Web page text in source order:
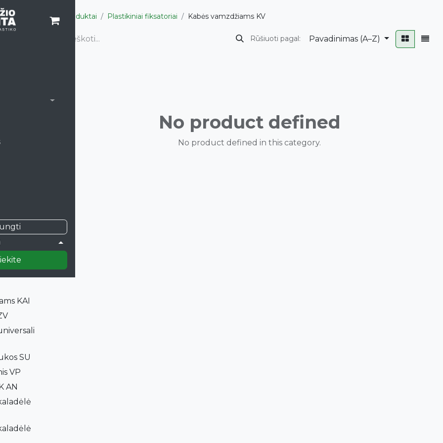
GR
KAI
SU
VP
AN
Produktai Plastikiniai fiksatoriai Kabės vamzdžiams KV
Rūšiuoti pagal: Pavadinimas (A–Z)
No product defined
No product defined in this category.